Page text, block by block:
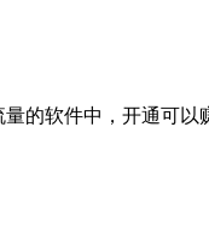
的软件中，开通可